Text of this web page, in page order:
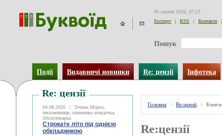
06 серпня 2026, 07:23
Експорт
| RSS | Контакти |
Пошук
Події Видавничі новинки Re: цензії Інфотека
Re: цензії
04.08.2026 |
Тетяна Мороз,
письменниця, книжкова оглядачка,
бібліотекарка
Строкате літо під однією
обкладинкою
Головна \ Re:цензії \ Книги
Re:цензії